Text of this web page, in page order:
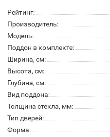
Рейтинг:
Производитель:
Модель:
Поддон в комплекте:
Ширина, см:
Высота, см:
Глубина, см:
Вид поддона:
Толщина стекла, мм:
Тип дверей:
Форма: